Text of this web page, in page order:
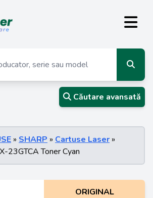
Căutare avansată
» SHARP » Cartuse Laser »
23GTCA Toner Cyan
ORIGINAL